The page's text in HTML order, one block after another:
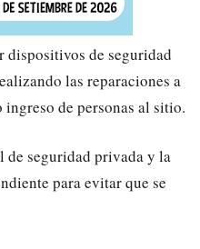
dispositivos de seguridad
las reparaciones a
de personas al sitio.
de seguridad privada y la
para evitar que se